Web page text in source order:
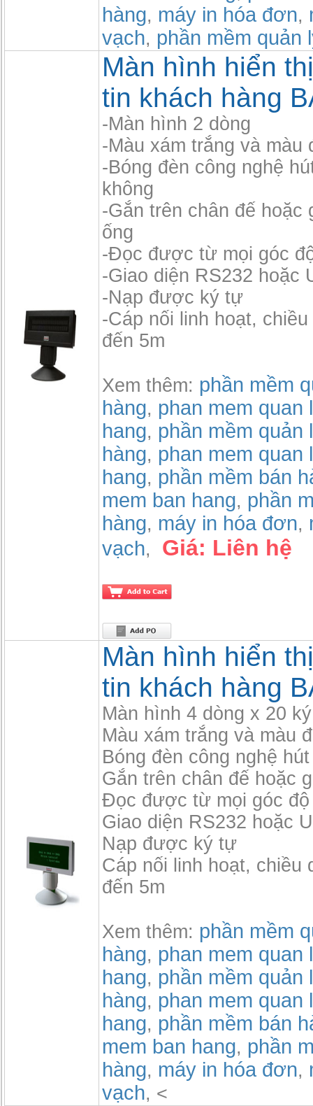
hàng, máy in hóa đơn,
vạch, phần mềm quản
Màn hình hiển
tin khách hàng
-Màn hình 2 dòng
-Màu xám trắng và màu
-Bóng đèn công nghệ
không
-Gắn trên chân đế hoặc
ống
-Đọc được từ mọi góc
-Giao diện RS232 hoặc
-Nạp được ký tự
-Cáp nối linh hoạt,
đến 5m
Xem thêm: phần mềm
hàng, phan mem quan
hang, phần mềm quản
hàng, phan mem quan
hang, phần mềm bán
mem ban hang, phần
hàng, máy in hóa đơn,
vạch, Giá: Liên hệ
Màn hình hiển
tin khách hàng
Màn hình 4 dòng x 20
Màu xám trắng và màu
Bóng đèn công nghệ
Gắn trên chân đế hoặc
Đọc được từ mọi góc độ
Giao diện RS232 hoặc
Nạp được ký tự
Cáp nối linh hoạt, chiều
đến 5m
Xem thêm: phần mềm
hàng, phan mem quan
hang, phần mềm quản
hàng, phan mem quan
hang, phần mềm bán
mem ban hang, phần
hàng, máy in hóa đơn,
vạch, <